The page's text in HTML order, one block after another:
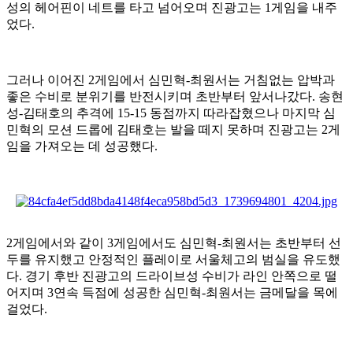
성의 헤어핀이 네트를 타고 넘어오며 진광고는 1게임을 내주
었다.
그러나 이어진 2게임에서 심민혁-최원서는 거침없는 압박과
좋은 수비로 분위기를 반전시키며 초반부터 앞서나갔다. 송현
성-김태호의 추격에 15-15 동점까지 따라잡혔으나 마지막 심
민혁의 모션 드롭에 김태호는 발을 떼지 못하며 진광고는 2게
임을 가져오는 데 성공했다.
2게임에서와 같이 3게임에서도 심민혁-최원서는 초반부터 선
두를 유지했고 안정적인 플레이로 서울체고의 범실을 유도했
다. 경기 후반 진광고의 드라이브성 수비가 라인 안쪽으로 떨
어지며 3연속 득점에 성공한 심민혁-최원서는 금메달을 목에
걸었다.